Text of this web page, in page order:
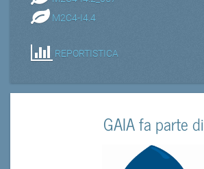
M2C4-I4.4
REPORTISTICA
GAIA fa parte di